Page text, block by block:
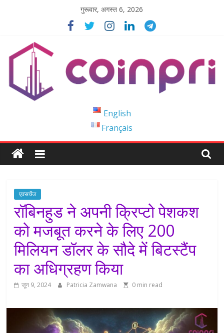
गुरूवार, अगस्त 6, 2026
Blockchain
Easy
to
English
Français
एक्सचेंज
रॉबिनहुड ने अपनी क्रिप्टो पेशकश
को मजबूत करने के लिए 200
मिलियन डॉलर के सौदे में बिटस्टैंप
का अधिग्रहण किया
जून 9, 2024 Patricia Zamwana 0 min read